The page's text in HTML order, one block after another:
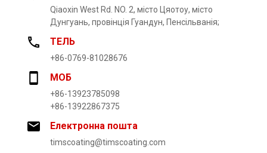
Qiaoxin West Rd. NO. 2, місто Цяотоу, місто
Дунгуань, провінція Гуандун, Пенсільванія;
ТЕЛЬ
+86-0769-81028676
МОБ
+86-13923785098
+86-13922867375
Електронна пошта
timscoating@timscoating.com